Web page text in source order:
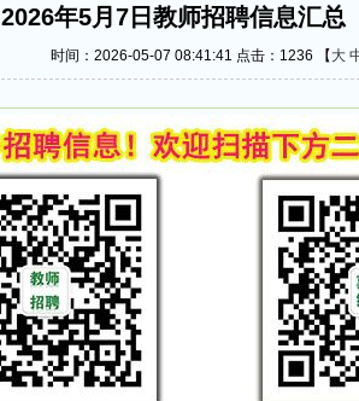
2026年5月7日教师招聘信息汇总
时间：2026-05-07 08:41:41 点击： 1236 【 大